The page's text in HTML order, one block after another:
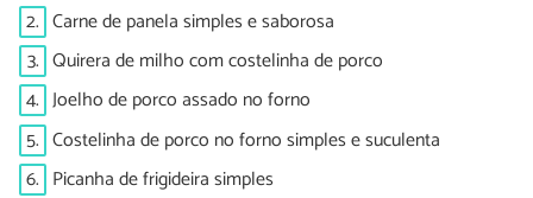
2. Carne de panela simples e saborosa
3. Quirera de milho com costelinha de porco
4. Joelho de porco assado no forno
5. Costelinha de porco no forno simples e suculenta
6. Picanha de frigideira simples